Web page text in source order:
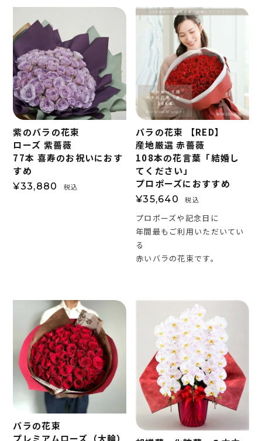
紫のバラの花束
ローズ 紫薔薇
77本 喜寿のお祝いにおす
すめ
¥33,880 税込
バラの花束 【RED】
産地厳選 赤薔薇
108本の花言葉「結婚し
てください」
プロポーズにおすすめ
¥35,640 税込
プロポーズや記念日に
年間最もご利用いただいてい
る
赤いバラの花束です。
バラの花束
プレミアムローズ（大輪）